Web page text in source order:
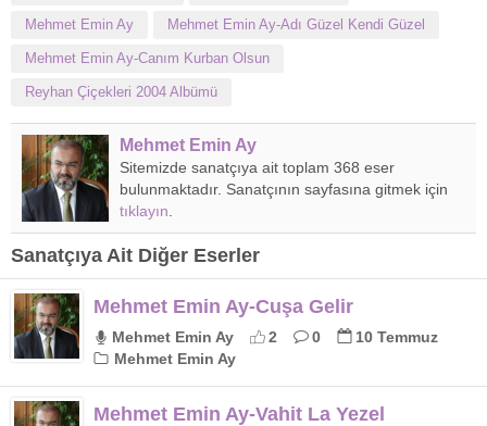
Mehmet Emin Ay Mehmet Emin Ay-Adı Güzel Kendi Güzel
Mehmet Emin Ay-Canım Kurban Olsun
Reyhan Çiçekleri 2004 Albümü
Mehmet Emin Ay
Sitemizde sanatçıya ait toplam 368 eser
bulunmaktadır. Sanatçının sayfasına gitmek için
tıklayın
Sanatçıya Ait Diğer Eserler
Mehmet Emin Ay-Cuşa Gelir
Mehmet Emin Ay 2 0
10 Temmuz
Mehmet Emin Ay
Mehmet Emin Ay-Vahit La Yezel